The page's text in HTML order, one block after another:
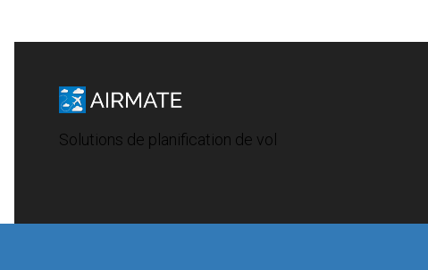
Solutions de planification de vol